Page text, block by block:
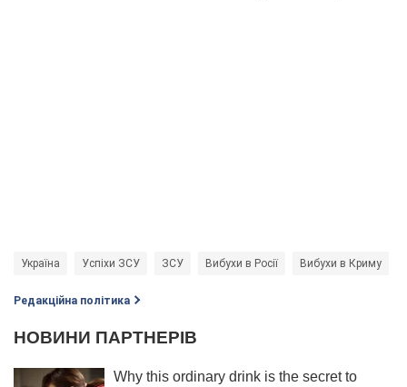
Україна Успіхи ЗСУ ЗСУ Вибухи в Росії Вибухи в Криму
Редакційна політика